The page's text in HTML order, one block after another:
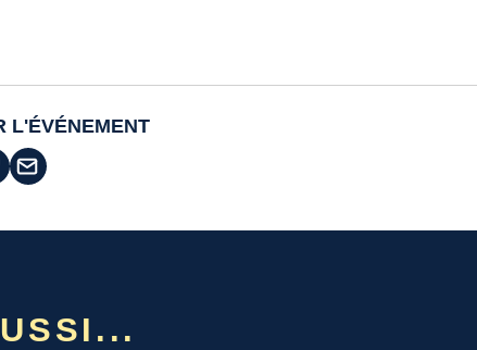
L'ÉVÉNEMENT